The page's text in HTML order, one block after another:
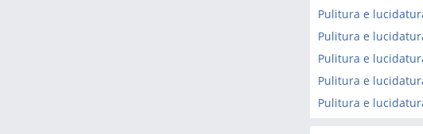
Pulitura e
Pulitura e
Pulitura e
Pulitura e
Pulitura e